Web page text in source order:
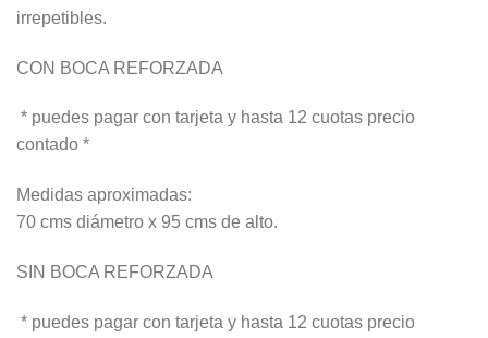
irrepetibles.
CON BOCA REFORZADA
* puedes pagar con tarjeta y hasta 12 cuotas precio
contado *
Medidas aproximadas:
70 cms diámetro x 95 cms de alto.
SIN BOCA REFORZADA
* puedes pagar con tarjeta y hasta 12 cuotas precio